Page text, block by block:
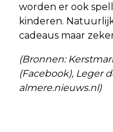
worden er ook
kinderen.
cadeaus maar
(Bronnen:
(Facebook), Leger
almere.nieuws.nl)